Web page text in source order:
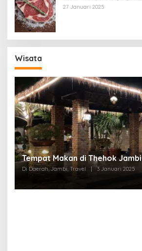
27 Januari 2025
Wisata
Tempat Makan di Thehok Jambi
Di Daerah, Jambi, Travel 3 Januari 2025